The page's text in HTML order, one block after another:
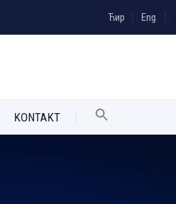
Ћир Eng
KONTAKT